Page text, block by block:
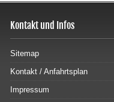
Kontakt und Infos
Sitemap
Kontakt / Anfahrtsplan
Impressum